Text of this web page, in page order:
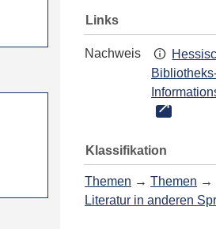
Links
Nachweis
Klassifikation
Themen → Themen →
Literatur in anderen